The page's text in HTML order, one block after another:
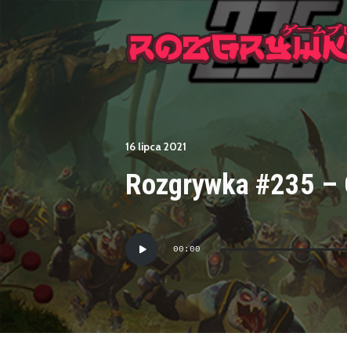
16 lipca 2021
Rozgrywka #235 –
Odtwarzacz
plików
dźwiękowych
00:00